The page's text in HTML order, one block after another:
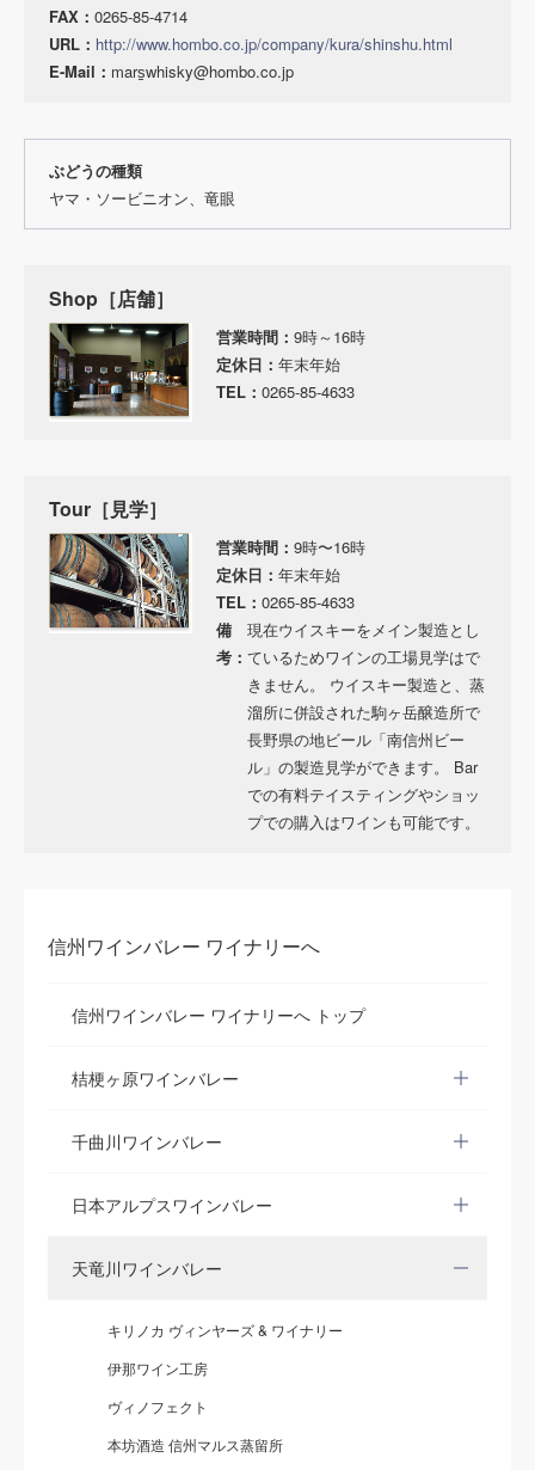
信州ワインバレー ワイナリーへ
信州ワインバレー ワイナリーへ トップ
桔梗ヶ原ワインバレー
千曲川ワインバレー
日本アルプスワインバレー
天竜川ワインバレー
キリノカ ヴィンヤーズ & ワイナリー
伊那ワイン工房
ヴィノフェクト
本坊酒造 信州マルス蒸留所
FAX： 0265-85-4714
URL： http://www.hombo.co.jp/company/kura/shinshu.html
E-Mail： mars̠whisky@hombo.co.jp
ぶどうの種類
ヤマ・ソービニオン、竜眼
Shop［店舗］
営業時間： 9時～16時
定休日： 年末年始
TEL： 0265-85-4633
Tour［見学］
営業時間： 9時〜16時
定休日： 年末年始
TEL： 0265-85-4633
備
考：
現在ウイスキーをメイン製造とし
ているためワインの工場見学はで
きません。 ウイスキー製造と、蒸
溜所に併設された駒ヶ岳醸造所で
長野県の地ビール「南信州ビー
ル」の製造見学ができます。 Bar
での有料テイスティングやショッ
プでの購入はワインも可能です。